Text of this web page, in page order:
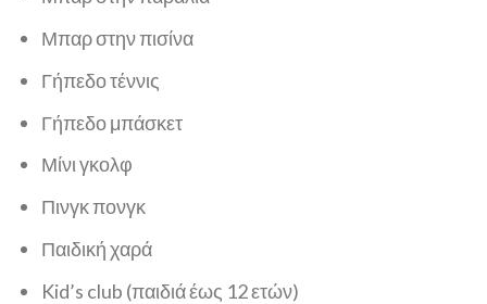
Μπαρ στην πισίνα
Γήπεδο τέννις
Γήπεδο μπάσκετ
Μίνι γκολφ
Πινγκ πονγκ
Παιδική χαρά
Kid’s club (παιδιά έως 12 ετών)